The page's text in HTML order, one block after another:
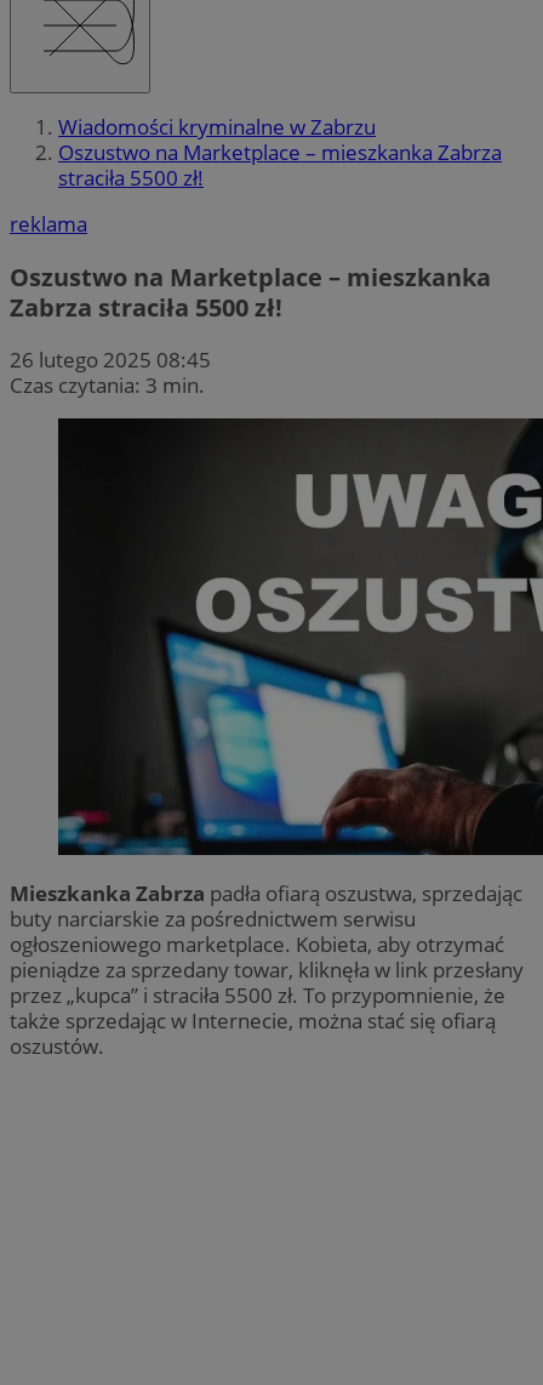
Wiadomości kryminalne w Zabrzu
Oszustwo na Marketplace – mieszkanka Zabrza
straciła 5500 zł!
reklama
Oszustwo na Marketplace – mieszkanka
Zabrza straciła 5500 zł!
26 lutego 2025 08:45
Czas czytania: 3 min.
Mieszkanka Zabrza padła ofiarą oszustwa, sprzedając
buty narciarskie za pośrednictwem serwisu
ogłoszeniowego marketplace. Kobieta, aby otrzymać
pieniądze za sprzedany towar, kliknęła w link przesłany
przez „kupca” i straciła 5500 zł. To przypomnienie, że
także sprzedając w Internecie, można stać się ofiarą
oszustów.